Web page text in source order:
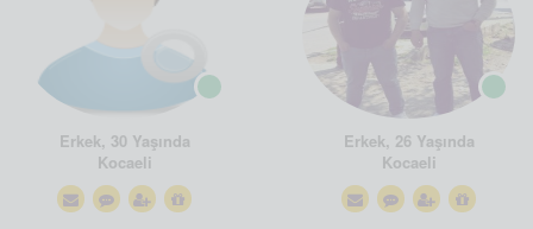
Erkek, 30 Yaşında
Kocaeli
Erkek, 26 Yaşında
Kocaeli